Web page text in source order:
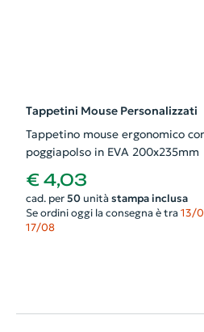
Tappetini Mouse Personalizzati
Tappetino mouse ergonomico
poggiapolso in EVA 200x235mm
€ 4,03
cad. per 50unità stampa inclusa
Se ordini oggi la consegna è tra 13/
17/08